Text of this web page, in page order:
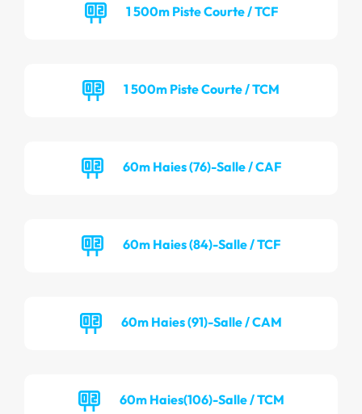
1 500m Piste Courte / TCF
1 500m Piste Courte / TCM
60m Haies (76)-Salle / CAF
60m Haies (84)-Salle / TCF
60m Haies (91)-Salle / CAM
60m Haies(106)-Salle / TCM